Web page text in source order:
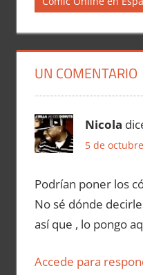
entradas
UN COMENTARIO
Nicola
5 de
Podrían poner los
No sé dónde
así que , lo pongo
Accede para